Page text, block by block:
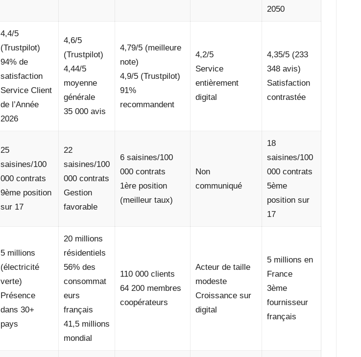
2050
4,4/5
(Trustpilot)
94% de
satisfaction
Service Client
de l’Année
2026
4,6/5
(Trustpilot)
4,44/5
moyenne
générale
35 000 avis
4,79/5 (meilleure
note)
4,9/5 (Trustpilot)
91%
recommandent
4,2/5
Service
entièrement
digital
4,35/5 (233
348 avis)
Satisfaction
contrastée
25
saisines/100
000 contrats
9ème position
sur 17
22
saisines/100
000 contrats
Gestion
favorable
6 saisines/100
000 contrats
1ère position
(meilleur taux)
Non
communiqué
18
saisines/100
000 contrats
5ème
position sur
17
5 millions
(électricité
verte)
Présence
dans 30+
pays
20 millions
résidentiels
56% des
consommat
eurs
français
41,5 millions
mondial
110 000 clients
64 200 membres
coopérateurs
Acteur de taille
modeste
Croissance sur
digital
5 millions en
France
3ème
fournisseur
français